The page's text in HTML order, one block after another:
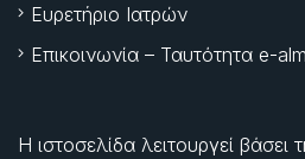
Ευρετήριο Ιατρών
Επικοινωνία – Ταυτότητα e-
Η ιστοσελίδα λειτουργεί